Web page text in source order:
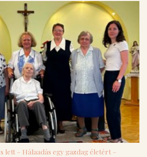
lett – Hálaadás egy gazdag életért –